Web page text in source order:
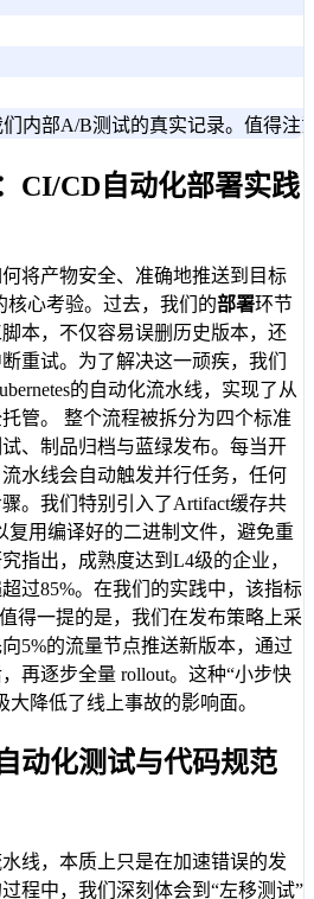
内部A/B测试的真实记录。值得注
CI/CD自动化部署实践
将产物安全、准确地推送到目标
核心考验。过去，我们的部署环节
本，不仅容易误删历史版本，还
重试。为了解决这一顽疾，我们
的自动化流水线，实现了从
管。 整个流程被拆分为四个标准
、制品归档与蓝绿发布。每当开
流水线会自动触发并行任务，任何
。我们特别引入了Artifact缓存共
复用编译好的二进制文件，避免重
指出，成熟度达到L4级的企业，
过85%。在我们的实践中，该指标
得一提的是，我们在发布策略上采
5%的流量节点推送新版本，通过
再逐步全量 rollout。这种“小步快
降低了线上事故的影响面。
动化测试与代码规范
线，本质上只是在加速错误的发
程中，我们深刻体会到“左移测试”